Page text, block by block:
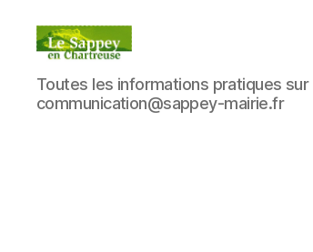
Blog
du
sappey
Toutes les informations pratiques
communication@sappey-mairie.fr